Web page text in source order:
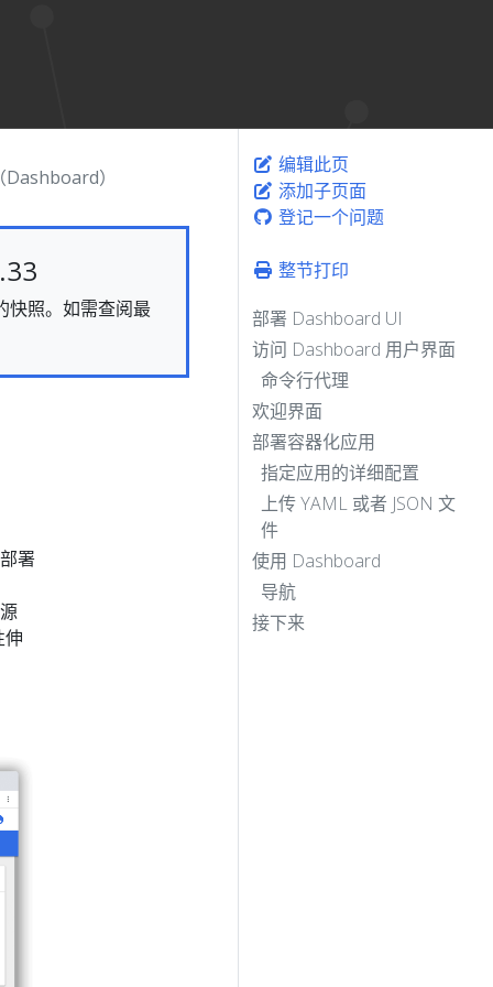
）
快照。如需查阅最
署
编辑此页
添加子页面
登记一个问题
整节打印
部署 Dashboard UI
访问 Dashboard 用户界面
命令行代理
欢迎界面
部署容器化应用
指定应用的详细配置
上传 YAML 或者 JSON 文
件
使用 Dashboard
导航
接下来